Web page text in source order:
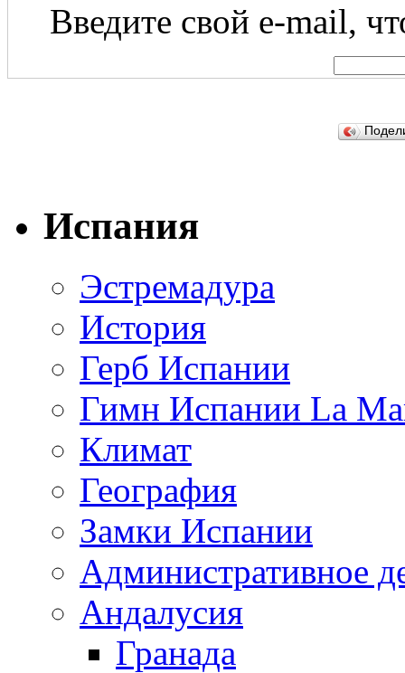
Введите свой e-mail,
Испания
Эстремадура
История
Герб Испании
Гимн Испании La
Климат
География
Замки Испании
Административное
Андалусия
Гранада